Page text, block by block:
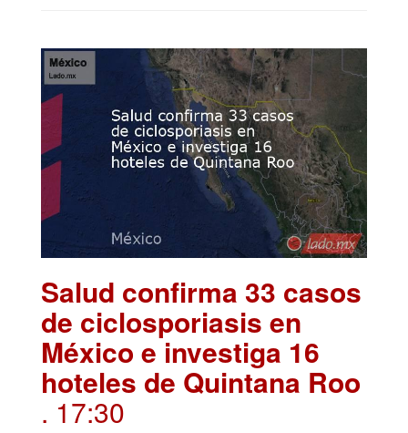
Salud confirma 33 casos
de ciclosporiasis en
México e investiga 16
hoteles de Quintana Roo
. 17:30